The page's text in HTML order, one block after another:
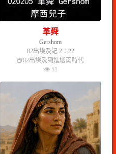
革舜
Gershom
02出埃及記 2：22
📕02出埃及到進迦南時代
👁 51